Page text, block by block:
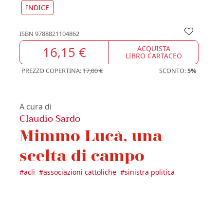
INDICE
ISBN 9788821104862
16,15 € ACQUISTA
LIBRO CARTACEO
PREZZO COPERTINA:17,00 € SCONTO:5%
A cura di
Claudio Sardo
Mimmo Lucà, una
scelta di campo
#acli #associazioni cattoliche #sinistra politica